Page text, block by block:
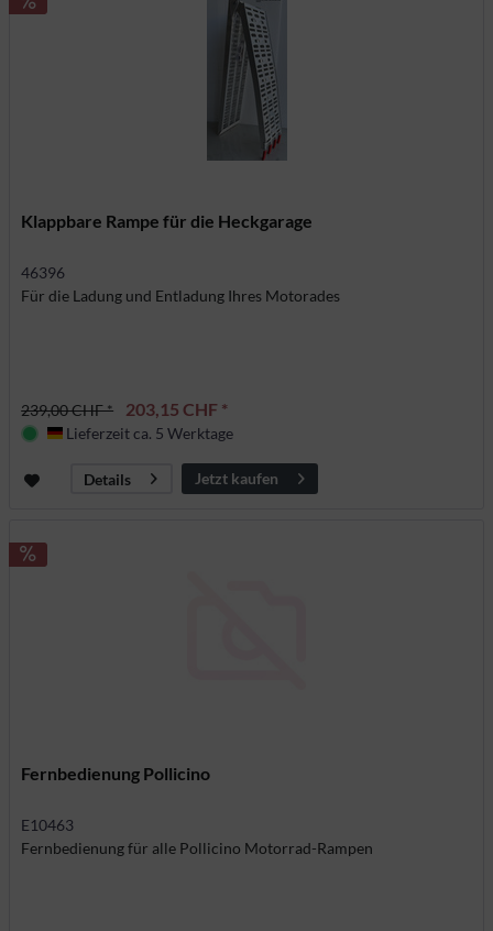
Klappbare Rampe für die Heckgarage
46396
Für die Ladung und Entladung Ihres Motorades
239,00 CHF * 203,15 CHF *
Deutschland
Lieferzeit ca. 5 Werktage
Details Jetzt kaufen
Fernbedienung Pollicino
E10463
Fernbedienung für alle Pollicino Motorrad-Rampen